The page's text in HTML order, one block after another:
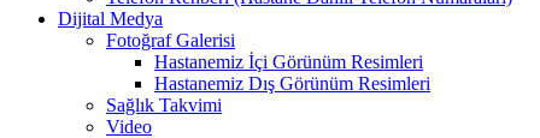
Dijital Medya
Fotoğraf Galerisi
Hastanemiz İçi Görünüm Resimleri
Hastanemiz Dış Görünüm Resimleri
Sağlık Takvimi
Video